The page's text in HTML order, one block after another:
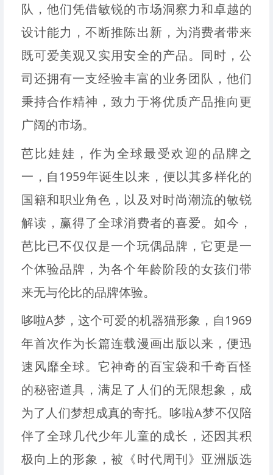
队，他们凭借敏锐的市场洞察力和卓越的
设计能力，不断推陈出新，为消费者带来
既可爱美观又实用安全的产品。同时，公
司还拥有一支经验丰富的业务团队，他们
秉持合作精神，致力于将优质产品推向更
广阔的市场。
芭比娃娃，作为全球最受欢迎的品牌之
一，自1959年诞生以来，便以其多样化的
国籍和职业角色，以及对时尚潮流的敏锐
解读，赢得了全球消费者的喜爱。如今，
芭比已不仅仅是一个玩偶品牌，它更是一
个体验品牌，为各个年龄阶段的女孩们带
来无与伦比的品牌体验。
哆啦A梦，这个可爱的机器猫形象，自1969
年首次作为长篇连载漫画出版以来，便迅
速风靡全球。它神奇的百宝袋和千奇百怪
的秘密道具，满足了人们的无限想象，成
为了人们梦想成真的寄托。哆啦A梦不仅陪
伴了全球几代少年儿童的成长，还因其积
极向上的形象，被《时代周刊》亚洲版选